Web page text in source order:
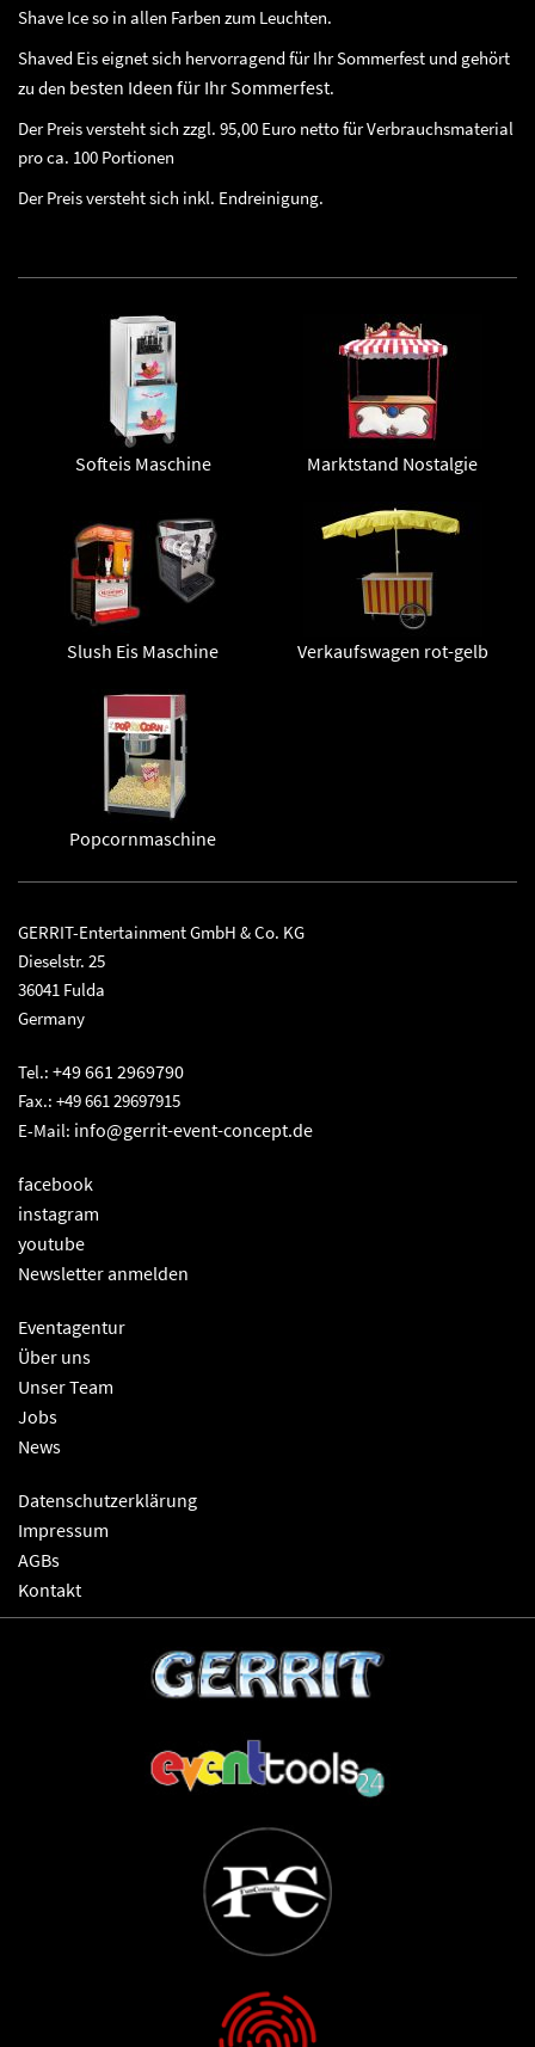
Shave Ice so in allen Farben zum Leuchten.
Shaved Eis eignet sich hervorragend für Ihr Sommerfest und gehört
zu den besten Ideen für Ihr Sommerfest.
Der Preis versteht sich zzgl. 95,00 Euro netto für Verbrauchsmaterial
pro ca. 100 Portionen
Der Preis versteht sich inkl. Endreinigung.
Softeis Maschine Marktstand Nostalgie
Slush Eis Maschine Verkaufswagen rot-gelb
Popcornmaschine
GERRIT-Entertainment GmbH & Co. KG
Dieselstr. 25
36041 Fulda
Germany
Tel.: +49 661 2969790
Fax.: +49 661 29697915
E-Mail: info@gerrit-event-concept.de
facebook
instagram
youtube
Newsletter anmelden
Eventagentur
Über uns
Unser Team
Jobs
News
Datenschutzerklärung
Impressum
AGBs
Kontakt